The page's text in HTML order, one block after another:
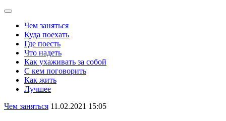
Чем заняться
Куда поехать
Где поесть
Что надеть
Как ухаживать за собой
С кем поговорить
Как жить
Лучшее
Чем заняться 11.02.2021 15:05